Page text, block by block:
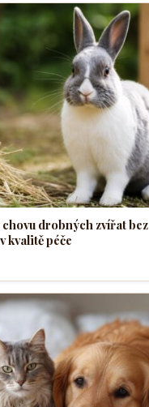
chovu drobných zvířat bez
kvalitě péče